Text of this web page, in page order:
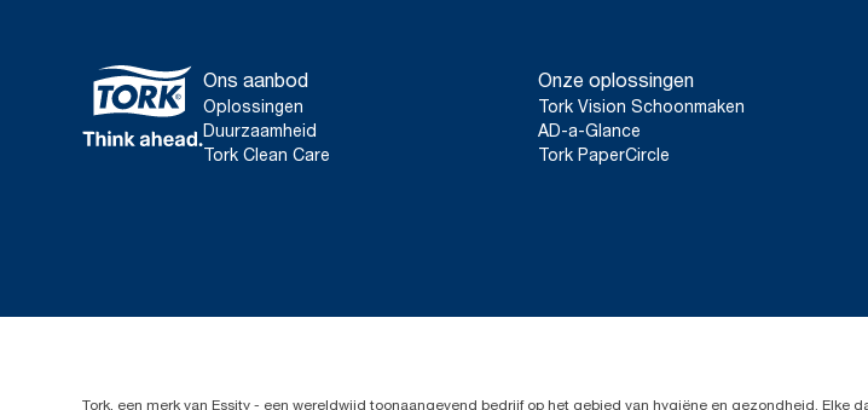
Ons aanbod
Oplossingen
Duurzaamheid
Tork Clean Care
Onze oplossingen
Tork Vision Schoonmaken
AD-a-Glance
Tork PaperCircle
Tork, een merk van Essity - een wereldwijd toonaangevend bedrijf op het gebied van hygiëne en gezondheid.